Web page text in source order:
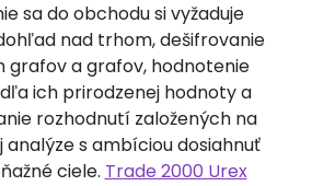
sa do obchodu si vyžaduje
nad trhom, dešifrovanie
grafov a grafov, hodnotenie
ich prirodzenej hodnoty a
rozhodnutí založených na
analýze s ambíciou dosiahnuť
ciele. Trade 2000 Urex